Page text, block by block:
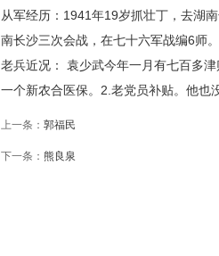
从军经历：1941年19岁抓壮丁，去湖
南长沙三次会战，在七十六军战编6师
老兵近况： 袁少武今年一月有七百多
一个新农合医保。2.老党员补贴。他也
上一条：郭福民
下一条：熊良泉